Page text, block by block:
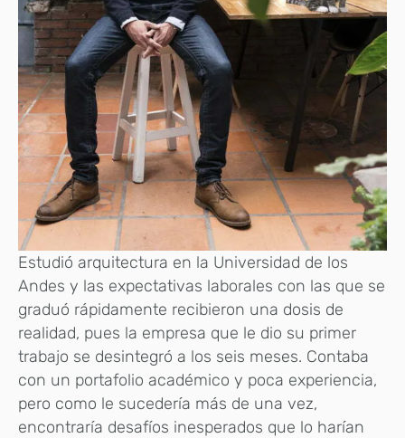
Estudió arquitectura en la Universidad de los
Andes y las expectativas laborales con las que se
graduó rápidamente recibieron una dosis de
realidad, pues la empresa que le dio su primer
trabajo se desintegró a los seis meses. Contaba
con un portafolio académico y poca experiencia,
pero como le sucedería más de una vez,
encontraría desafíos inesperados que lo harían